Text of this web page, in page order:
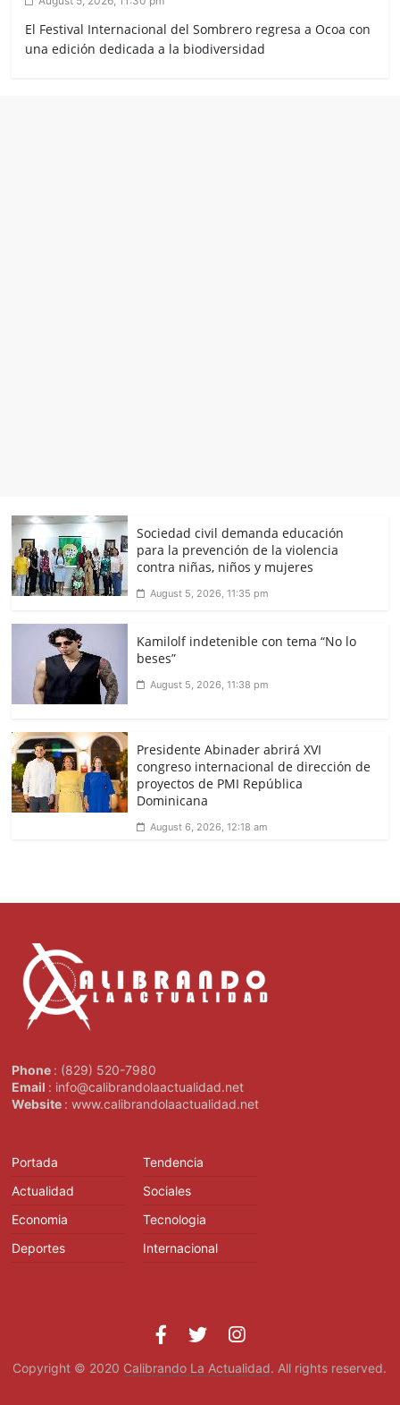
El Festival Internacional del Sombrero regresa a Ocoa con
una edición dedicada a la biodiversidad
Sociedad civil demanda educación
para la prevención de la violencia
contra niñas, niños y mujeres
August 5, 2026, 11:35 pm
Kamilolf indetenible con tema “No lo
beses”
August 5, 2026, 11:38 pm
Presidente Abinader abrirá XVI
congreso internacional de dirección de
proyectos de PMI República
Dominicana
August 6, 2026, 12:18 am
Phone : (829) 520-7980
Email : info@calibrandolaactualidad.net
Website : www.calibrandolaactualidad.net
Portada
Actualidad
Economia
Deportes
Tendencia
Sociales
Tecnologia
Internacional
Copyright © 2020 Calibrando La Actualidad. All rights reserved.